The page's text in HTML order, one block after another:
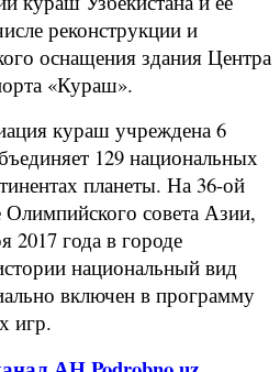
реконструкции и
оснащения здания Центра
«Кураш».
кураш учреждена 6
129 национальных
планеты. На 36-ой
Олимпийского совета Азии,
2017 года в городе
национальный вид
включен в программу
игр.